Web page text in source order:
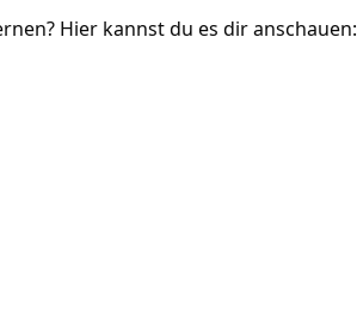
Hier kannst du es dir anschauen: